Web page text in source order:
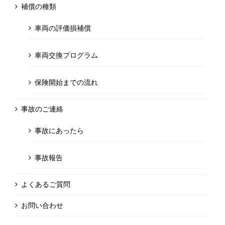
補償の種類
車両の評価損補償
車両交換プログラム
保険開始までの流れ
事故のご連絡
事故にあったら
事故報告
よくあるご質問
お問い合わせ